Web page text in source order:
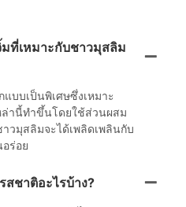
ที่เหมาะกับชาวมุสลิม
บบเป็นพิเศษซึ่งเหมาะ
านี้ทำขึ้นโดยใช้ส่วนผสม
วมุสลิมจะได้เพลิดเพลินกับ
ร่อย
ชาติอะไรบ้าง?